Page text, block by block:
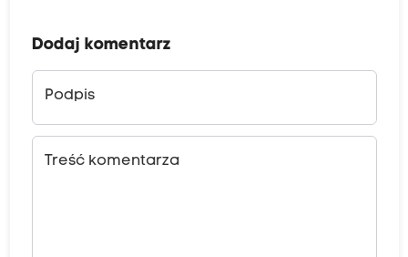
Dodaj komentarz
Podpis
Treść komentarza